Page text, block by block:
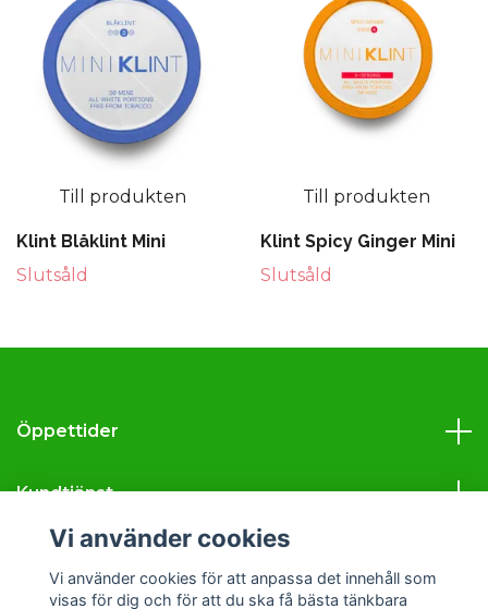
Till produkten
Klint Blåklint Mini
Slutsåld
Till produkten
Klint Spicy Ginger Mini
Slutsåld
Öppettider
Kundtjänst
Läs mer
Vi använder cookies
Vi använder cookies för att anpassa det innehåll som
visas för dig och för att du ska få bästa tänkbara